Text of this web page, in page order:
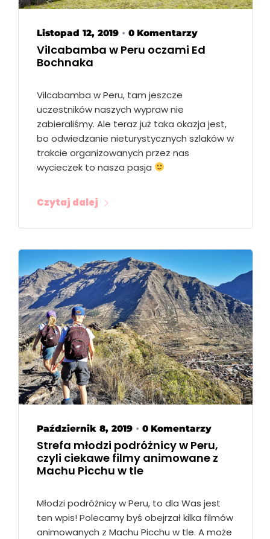
Listopad 12, 2019 • 0 Komentarzy
Vilcabamba w Peru oczami Ed
Bochnaka
Vilcabamba w Peru, tam jeszcze
uczestników naszych wypraw nie
zabieraliśmy. Ale teraz już taka okazja jest,
bo odwiedzanie nieturystycznych szlaków w
trakcie organizowanych przez nas
wycieczek to nasza pasja
Czytaj dalej
Październik 8, 2019 • 0 Komentarzy
Strefa młodzi podróżnicy w Peru,
czyli ciekawe filmy animowane z
Machu Picchu w tle
Młodzi podróżnicy w Peru, to dla Was jest
ten wpis! Polecamy byś obejrzał kilka filmów
animowanych z Machu Picchu w tle. A może